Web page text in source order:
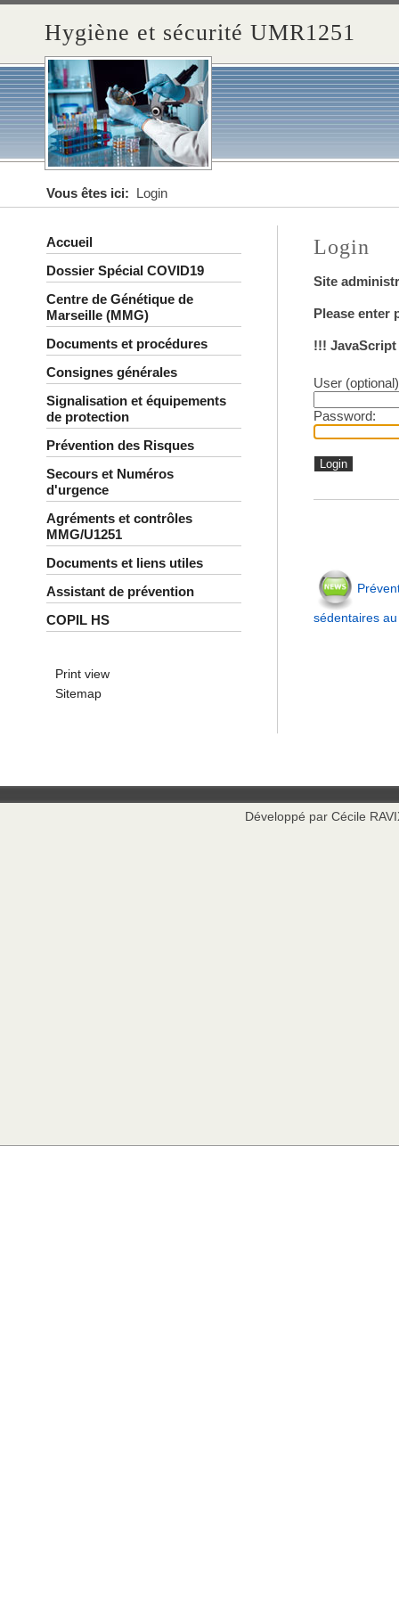
Hygiène et sécurité UMR1251
Vous êtes ici: Login
Accueil
Dossier Spécial COVID19
Centre de Génétique de
Marseille (MMG)
Documents et procédures
Consignes générales
Signalisation et équipements
de protection
Prévention des Risques
Secours et Numéros
d'urgence
Agréments et contrôles
MMG/U1251
Documents et liens utiles
Assistant de prévention
COPIL HS
Print view
Sitemap
Login
Site
Please enter
!!!
User
Password:
sédentaires
Développé par Cécile